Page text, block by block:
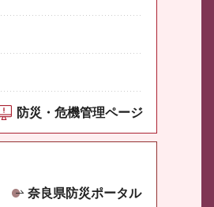
防災・危機管理ページ
奈良県防災ポータル